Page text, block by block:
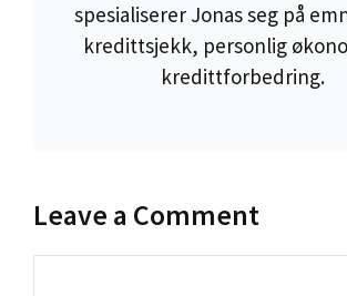
spesialiserer Jonas seg på
kredittsjekk, personlig
kredittforbedring.
Leave a Comment